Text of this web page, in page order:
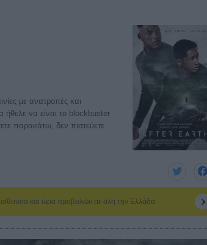
με ανατροπές και
ήθελε να είναι το blockbuster
παρακάτω, δεν πιστεύετε
αίθουσα και ώρα προβολών σε όλη την Ελλάδα